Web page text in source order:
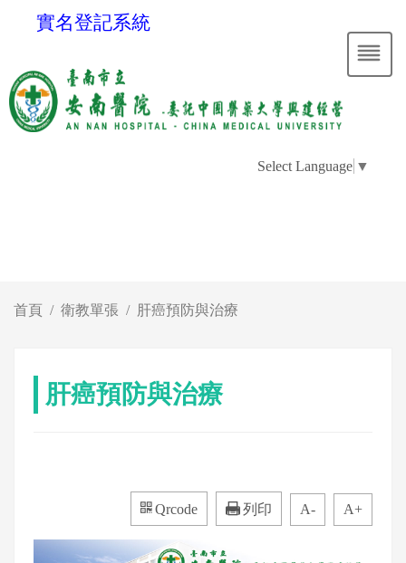
實名登記系統
Select Language ▼
首頁 衛教單張 肝癌預防與治療
肝癌預防與治療
Qrcode 列印 A- A+